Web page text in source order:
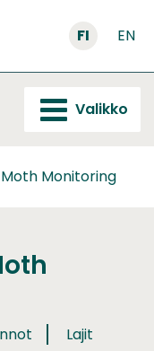
FI EN
Valikko
Monitoring
Lajit